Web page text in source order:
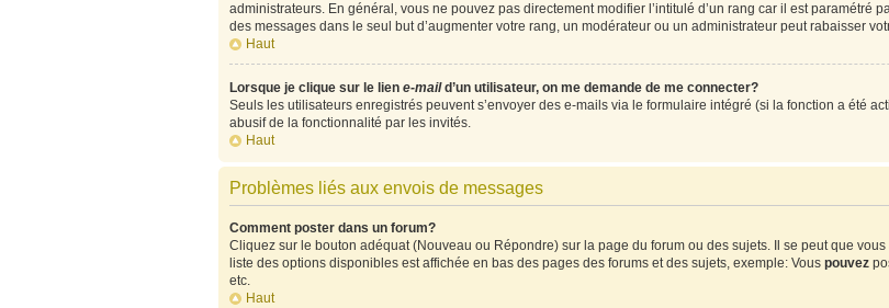
administrateurs. En général, vous ne pouvez pas directement modifier l’intitulé d’un rang car il est paramétré
des messages dans le seul but d’augmenter votre rang, un modérateur ou un administrateur peut rabaisser
Haut
Lorsque je clique sur le lien e-maild’un utilisateur, on me demande de me connecter?
Seuls les utilisateurs enregistrés peuvent s’envoyer des e-mails via le formulaire intégré (si la fonction a été
abusif de la fonctionnalité par les invités.
Haut
Problèmes liés aux envois de messages
Comment poster dans un forum?
Cliquez sur le bouton adéquat (Nouveau ou Répondre) sur la page du forum ou des sujets. Il se peut que
liste des options disponibles est affichée en bas des pages des forums et des sujets, exemple: Vous pouvez
etc.
Haut